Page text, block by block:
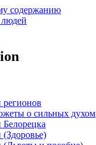
содержанию
регионов
о сильных духом